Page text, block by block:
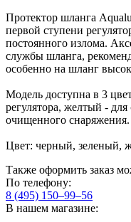
Протектор шланга
первой ступени
постоянного излома.
службы шланга,
особенно на шланг
Модель доступна в 3
регулятора, желтый -
очищенного снаряжения.
Цвет: черный, зеленый,
Также оформить заказ
По телефону:
8 (495) 150–99–56
В нашем магазине: